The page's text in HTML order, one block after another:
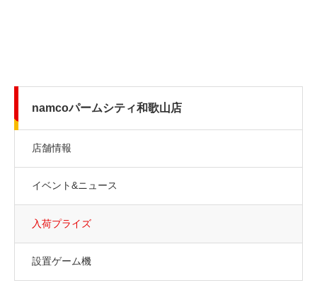
namcoパームシティ和歌山店
店舗情報
イベント&ニュース
入荷プライズ
設置ゲーム機